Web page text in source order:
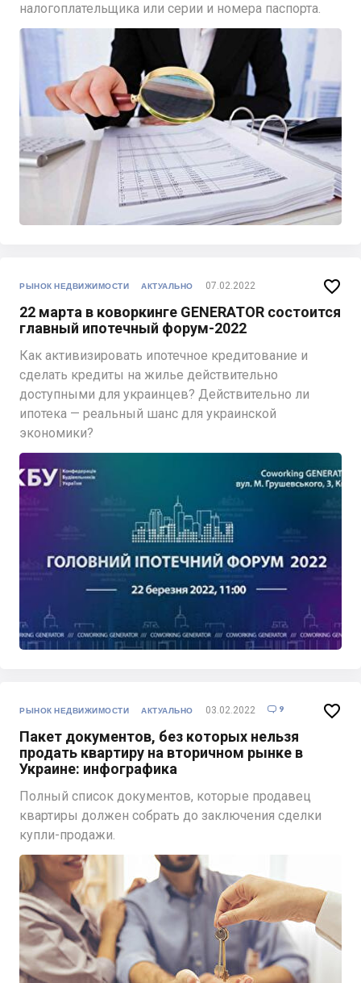
налогоплательщика или серии и номера паспорта.
РЫНОК НЕДВИЖИМОСТИ АКТУАЛЬНО 07.02.2022
22 марта в коворкинге GENERATOR состоится
главный ипотечный форум-2022
Как активизировать ипотечное кредитование и
сделать кредиты на жилье действительно
доступными для украинцев? Действительно ли
ипотека — реальный шанс для украинской
экономики?

РЫНОК НЕДВИЖИМОСТИ АКТУАЛЬНО 03.02.2022  9
Пакет документов, без которых нельзя
продать квартиру на вторичном рынке в
Украине: инфографика
Полный список документов, которые продавец
квартиры должен собрать до заключения сделки
купли-продажи.
